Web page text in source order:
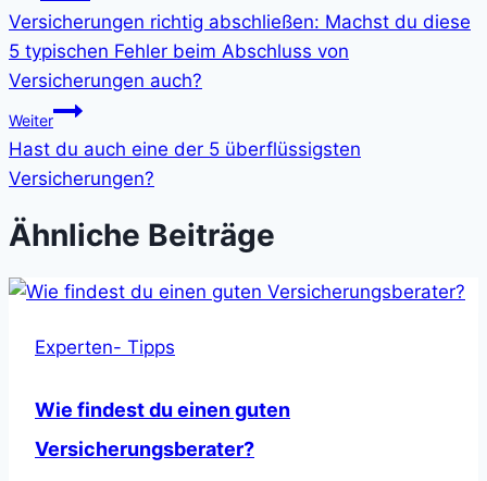
Versicherungen richtig abschließen: Machst du diese
5 typischen Fehler beim Abschluss von
Versicherungen auch?
Weiter
Hast du auch eine der 5 überflüssigsten
Versicherungen?
Ähnliche Beiträge
Experten- Tipps
Wie findest du einen guten
Versicherungsberater?